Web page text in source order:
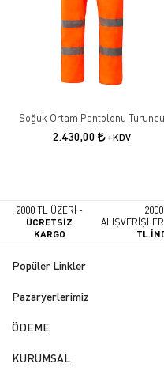
Soğuk Ortam Pantolonu Turuncu
2.430,00 +KDV
2000 TL ÜZERİ -
ÜCRETSİZ
KARGO
TL
Popüler Linkler
Pazaryerlerimiz
ÖDEME
KURUMSAL